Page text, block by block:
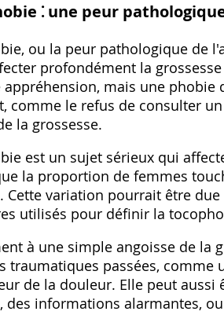
⁚ une peur
ou la peur pathologique de
profondément la
mais une
comme le refus de consulter
la grossesse.
est un sujet sérieux qui
la proportion de femmes
Cette variation pourrait être
utilisés pour définir la
à une simple angoisse de la
traumatiques passées,
de la douleur. Elle peut
des informations alarmantes,